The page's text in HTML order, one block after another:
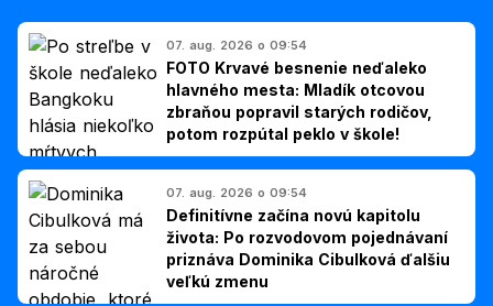
07. aug. 2026 o 09:54
FOTO Krvavé besnenie neďaleko
hlavného mesta: Mladík otcovou
zbraňou popravil starých rodičov,
potom rozpútal peklo v škole!
07. aug. 2026 o 09:54
Definitívne začína novú kapitolu
života: Po rozvodovom pojednávaní
priznáva Dominika Cibulková ďalšiu
veľkú zmenu